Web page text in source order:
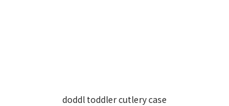
doddl toddler cutlery case